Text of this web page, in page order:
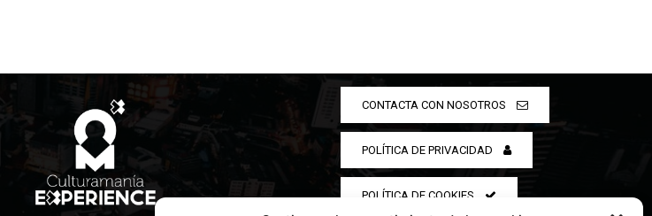
CONTACTA CON NOSOTROS
POLÍTICA DE PRIVACIDAD
POLÍTICA DE COOKIES